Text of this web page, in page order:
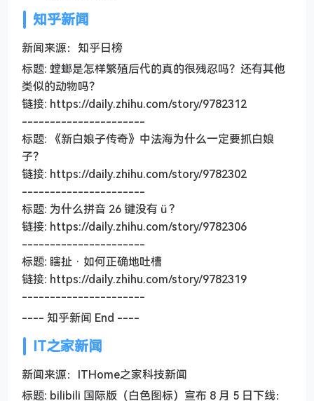
知乎新闻
新闻来源：知乎日榜
标题: 螳螂是怎样繁殖后代的真的很残忍吗？还有其他
类似的动物吗？
链接: https://daily.zhihu.com/story/9782312
----------------------
标题: 《新白娘子传奇》中法海为什么一定要抓白娘
子？
链接: https://daily.zhihu.com/story/9782302
----------------------
标题: 为什么拼音 26 键没有 ü ?
链接: https://daily.zhihu.com/story/9782306
----------------------
标题: 瞎扯 · 如何正确地吐槽
链接: https://daily.zhihu.com/story/9782319
----------------------
---- 知乎新闻 End ----
IT之家新闻
新闻来源：ITHome之家科技新闻
标题: bilibili 国际版（白色图标）宣布 8 月 5 日下线：